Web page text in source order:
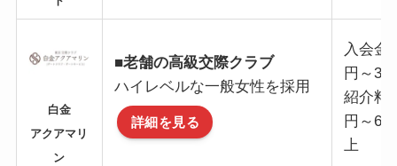
白金
アクアマリ
ン
■老舗の高級交際クラブ
ハイレベルな一般女性を採用
詳細を見る
入会金
円～30
紹介料
円～6
上